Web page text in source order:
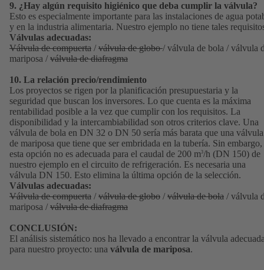
9. ¿Hay algún requisito higiénico que deba cumplir la válvula?
Esto es especialmente importante para las instalaciones de agua
y en la industria alimentaria. Nuestro ejemplo no tiene tales
Válvulas adecuadas:
Válvula de compuerta / válvula de globo/ válvula de bola / válvula
mariposa / válvula de diafragma
10. La relación precio/rendimiento
Los proyectos se rigen por la planificación presupuestaria y la
seguridad que buscan los inversores. Lo que cuenta es la máxima
rentabilidad posible a la vez que cumplir con los requisitos. La
disponibilidad y la intercambiabilidad son otros criterios clave. Una
válvula de bola en DN 32 o DN 50 sería más barata que una válvula
de mariposa que tiene que ser embridada en la tubería. Sin embargo,
esta opción no es adecuada para el caudal de 200 m3/h (DN 150) de
nuestro ejemplo en el circuito de refrigeración. Es necesaria una
válvula DN 150. Esto elimina la última opción de la selección.
Válvulas adecuadas:
Válvula de compuerta / válvula de globo / válvula de bola / válvula
mariposa / válvula de diafragma
CONCLUSIÓN:
El análisis sistemático nos ha llevado a encontrar la válvula
para nuestro proyecto: una válvula de mariposa.